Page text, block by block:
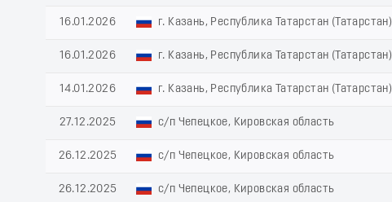
16.01.2026 г. Казань, Республика Татарстан (Татарстан)
16.01.2026 г. Казань, Республика Татарстан (Татарстан)
14.01.2026 г. Казань, Республика Татарстан (Татарстан)
27.12.2025 с/п Чепецкое, Кировская область
26.12.2025 с/п Чепецкое, Кировская область
26.12.2025 с/п Чепецкое, Кировская область